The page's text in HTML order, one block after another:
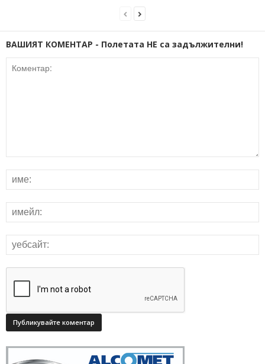
ВАШИЯТ КОМЕНТАР - Полетата НЕ са задължителни!